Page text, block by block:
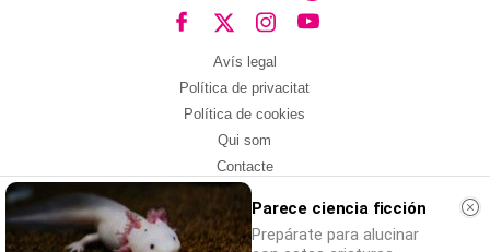
Avís legal
Política de privacitat
Política de cookies
Qui som
Contacte
Xarxes socials
Amb col·laboració de:
Parece ciencia ficción
Prepárate para alucinar